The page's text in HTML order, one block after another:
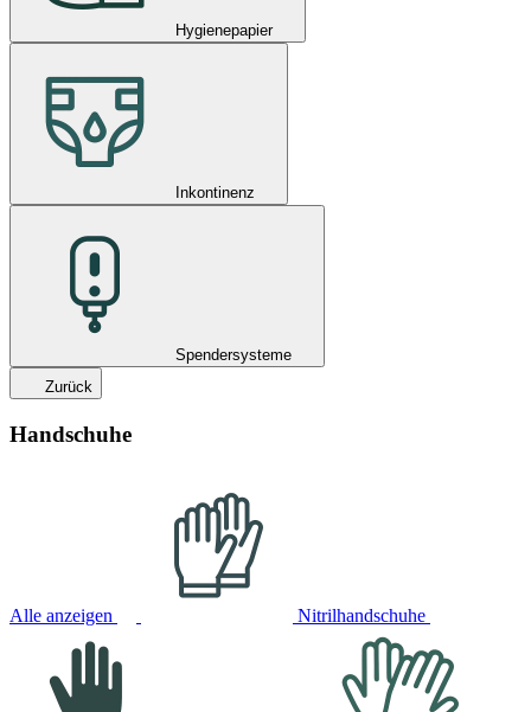
Hygienepapier
Inkontinenz
Spendersysteme
Zurück
Handschuhe
Alle anzeigen Nitrilhandschuhe